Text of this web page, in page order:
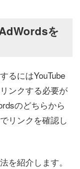
を
るにはYouTube
ンクする必要が
のどちらから
リンクを確認し
を紹介します。